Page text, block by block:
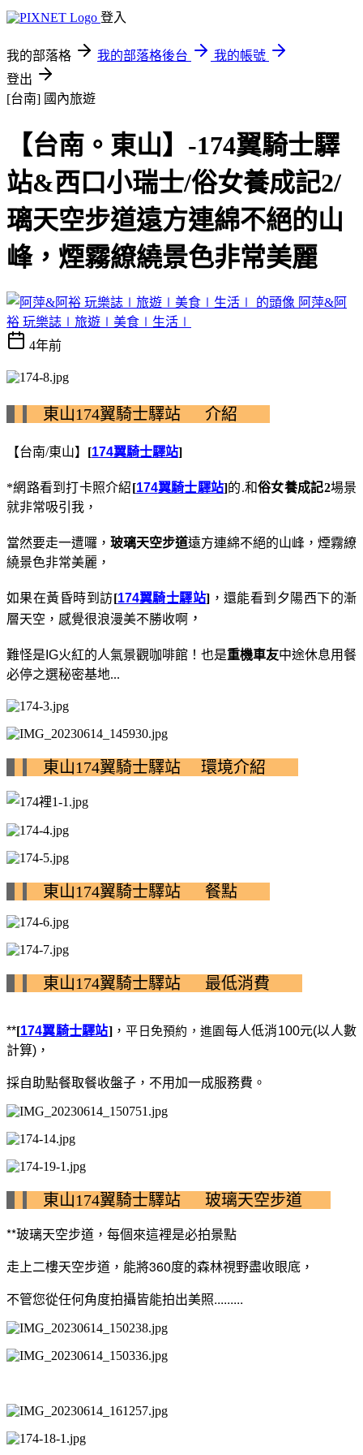
登入
我的部落格 我的部落格後台
我的帳號
登出
[台南] 國內旅遊
【台南。東山】-174翼騎士驛
站&西口小瑞士/俗女養成記2/
璃天空步道遠方連綿不絕的山
峰，煙霧繚繞景色非常美麗
阿萍&阿
裕 玩樂誌∣旅遊∣美食∣生活∣
4年前
東山174翼騎士驛站 介紹
【台南/東山】 [174翼騎士驛站]
*網路看到打卡照介紹[174翼騎士驛站]的.和俗女養成記2場景
就非常吸引我，
當然要走一遭囉 ， 玻璃天空步道遠方連綿不絕的山峰，煙霧繚
繞景色非常美麗，
如果在黃昏時到訪[174翼騎士驛站] ，還能看到夕陽西下的漸
層天空，感覺很浪漫美不勝收啊 ，
難怪是 IG火紅的人氣景觀咖啡館！也是重機車友中途休息用餐
必停之選秘密基地...
東山174翼騎士驛站 環境介紹
東山174翼騎士驛站 餐點
東山174翼騎士驛站 最低消費
**[174翼騎士驛站]，平日免預約，進園每人低消100元(以人數
計算) ，
採自助點餐取餐收盤子，不用加一成服務費。
東山174翼騎士驛站 玻璃天空步道
**玻璃天空步道，每個來這裡是必拍景點
走上二樓天空步道，能將360度的森林視野盡收眼底，
不管您從任何角度拍攝皆能拍出美照.........